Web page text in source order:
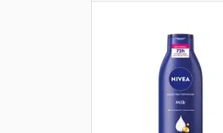
Laboratório
Por Menos